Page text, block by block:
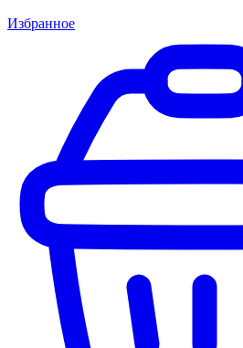
Избранное